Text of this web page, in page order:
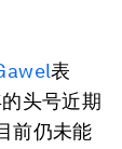
表
头号近期
前仍未能